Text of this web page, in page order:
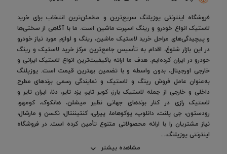
است.
قیمت لاستیک کره‌ای چقدر است؟
قیمت لاستیک‌های کره‌ای بسته بهبرند، سایز، مدل و تاریخ
تولید متفاوت است. با این حال، نسبت به برندهای ژاپنی یا
اروپایی، تایرهای کره‌ای گزینه‌ایمقرون‌به‌صرفه با ارزش خرید
بالاهستند.
درفروشگاهیوزپلنگ
می‌توانید قیمت روز لاستیک‌های کره‌ای را
مشاهده کرده و مدل مناسب خودرو خود را انتخاب کنید.
فروشگاه اینترنتی یوزپلنگ سریع‌ترین و مطمئن‌ترین انتخاب برای خرید
لاستیک انواع خودرو و رینگ اسپرت ماشین است. ما با آگاهی از سختی‌ها
و پیچیدگی‌های مراحل خرید لاستیک ماشین، رینگ و لوازم مورد نیاز خودرو
در این بازار شلوغ، اقدام به تأسیس جامع‌ترین مرکز خرید لاستیک و رینگ
خودرو در ایران کرده‌ایم. هدف ما ارائه باکیفیت‌ترین انواع لاستیک ایرانی و
خارجی اورجینال، بدون واسطه و با تضمین بهترین قیمت است. یوزپلنگ
به‌عنوان عامل فروش رینگ و لاستیک و نمایندگی رسمی برندهای مطرح
داخلی و خارجی از جمله لاستیک بارز، کویر تایر، یزد تایر، دنا، ایران تایر و
لاستیک رازی در کنار برندهای جهانی نظیر میشلن، هانکوک، کومهو،
رودستون، جی پلنت، دانلوپ، یوکوهاما، پیرلی، کنتیننتال، نکسن و مارشال،
نیاز مشتریان را با ارائه محصولاتی متنوع تأمین کرده است. در فروشگاه
اینترنتی یوزپلنگ،...
مشاهده بیشتر